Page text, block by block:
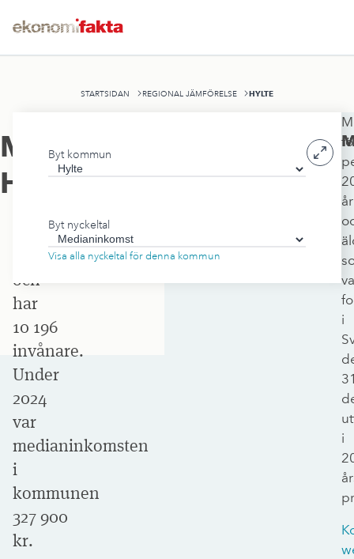
STARTSIDAN REGIONAL JÄMFÖRELSE HYLTE
Medianinkomst
Hylte
kommun
ligger
Hallands
och
har
10 196
invånare.
Under
2024
var
medianinkomsten
i
kommunen
327 900
kr.
Byt kommun
Byt nyckeltal
Visa alla nyckeltal för denna kommun
år
i
i